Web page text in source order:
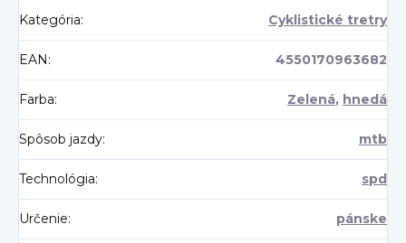
Kategória: Cyklistické tretry
EAN : 4550170963682
Farba: Zelená, hnedá
Spôsob jazdy: mtb
Technológia: spd
Určenie: pánske